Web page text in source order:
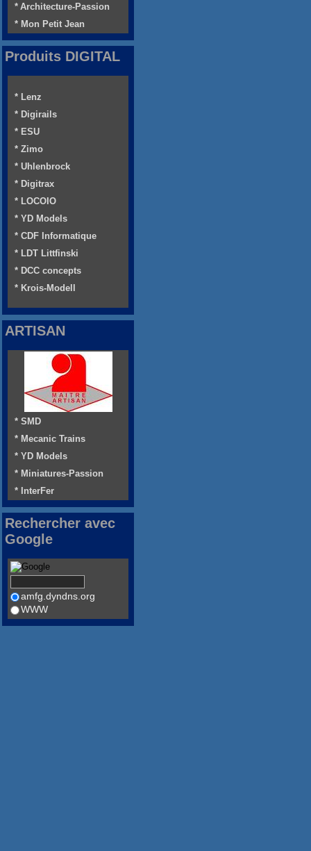
* Architecture-Passion
* Mon Petit Jean
Produits DIGITAL
* Lenz
* Digirails
* ESU
* Zimo
* Uhlenbrock
* Digitrax
* LOCOIO
* YD Models
* CDF Informatique
* LDT Littfinski
* DCC concepts
* Krois-Modell
ARTISAN
* SMD
* Mecanic Trains
* YD Models
* Miniatures-Passion
* InterFer
Rechercher avec
Google
amfg.dyndns.org
WWW